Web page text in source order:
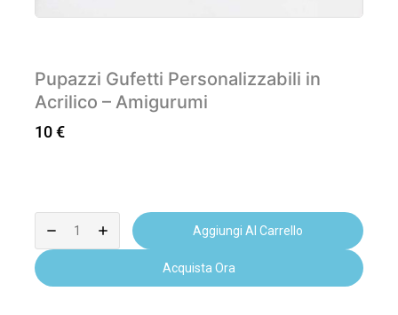
Pupazzi Gufetti Personalizzabili in
Acrilico – Amigurumi
10€
Aggiungi Al Carrello
Acquista Ora